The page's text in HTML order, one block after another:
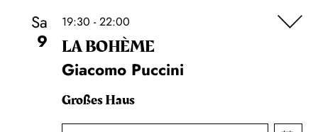
Sa
9
19:30 - 22:00
LA BOHÈME
Giacomo Puccini
Großes Haus